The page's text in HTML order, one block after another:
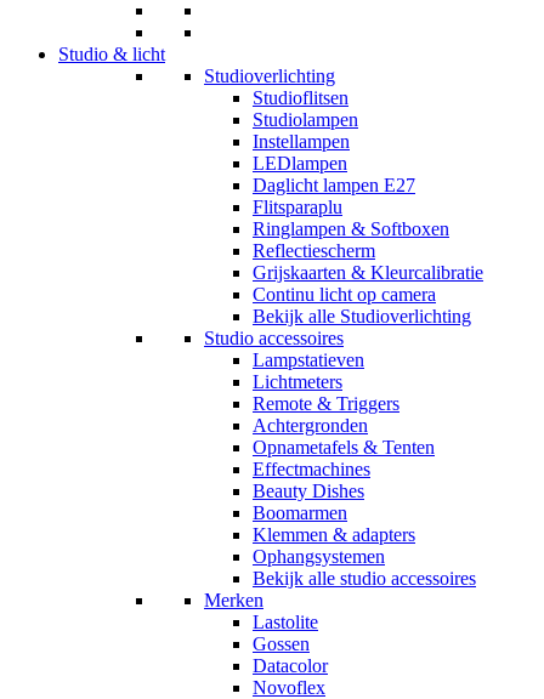
Studio & licht
Studioverlichting
Studioflitsen
Studiolampen
Instellampen
LEDlampen
Daglicht lampen E27
Flitsparaplu
Ringlampen & Softboxen
Reflectiescherm
Grijskaarten & Kleurcalibratie
Continu licht op camera
Bekijk alle Studioverlichting
Studio accessoires
Lampstatieven
Lichtmeters
Remote & Triggers
Achtergronden
Opnametafels & Tenten
Effectmachines
Beauty Dishes
Boomarmen
Klemmen & adapters
Ophangsystemen
Bekijk alle studio accessoires
Merken
Lastolite
Gossen
Datacolor
Novoflex